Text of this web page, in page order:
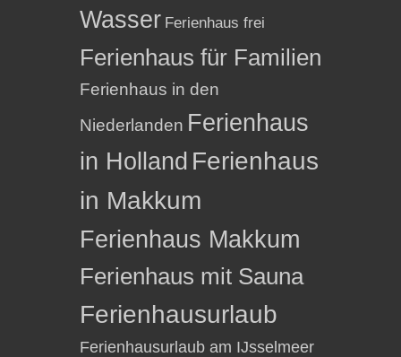
Wasser Ferienhaus frei
Ferienhaus für Familien
Ferienhaus in den
Niederlanden Ferienhaus
in Holland Ferienhaus
in Makkum
Ferienhaus Makkum
Ferienhaus mit Sauna
Ferienhausurlaub
Ferienhausurlaub am IJsselmeer